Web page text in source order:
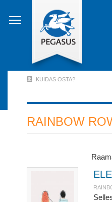
edasi
põhisisu
Account
Menu
KUIDAS OSTA?
RAINBOW